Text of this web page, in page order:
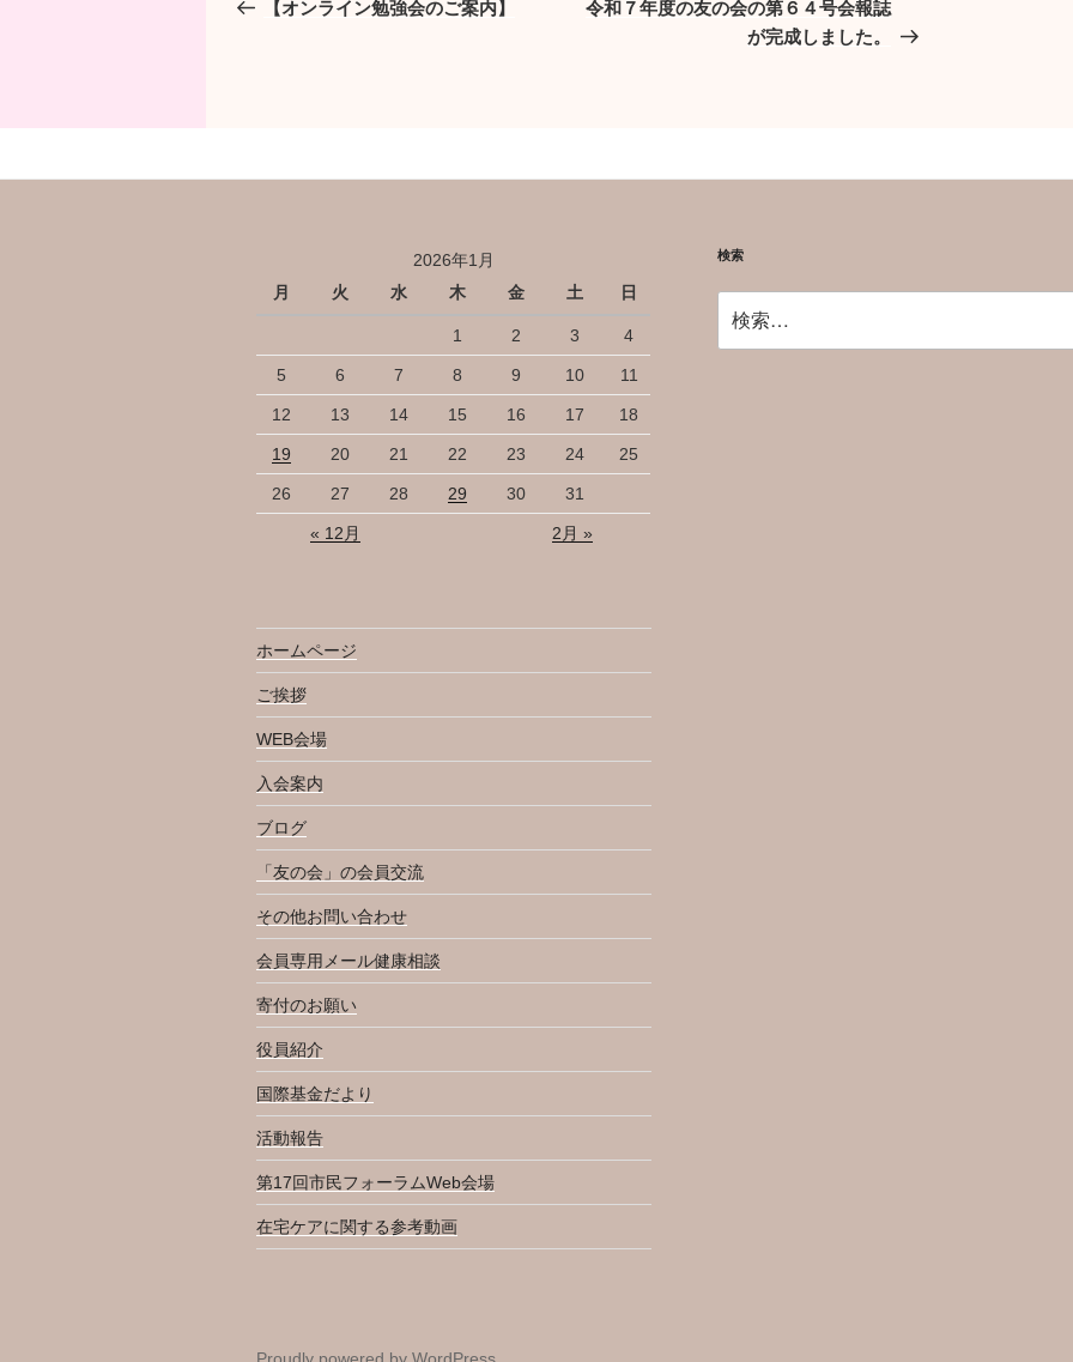
ー
ン
【オンライン勉強会のご案内】
投
令和７年度の友の会の第６４号会報誌
が完成しました。
2026年1月
月
火 水 木 金 土 日
1 2 3 4
5 6 7 8 9 10 11
12 13 14 15 16 17 18
19 20 21 22 23 24 25
26 27 28 29 30 31
« 12月 2月 »
ホームページ
ご挨拶
WEB会場
入会案内
ブログ
「友の会」の会員交流
その他お問い合わせ
会員専用メール健康相談
寄付のお願い
役員紹介
国際基金だより
活動報告
第17回市民フォーラムWeb会場
在宅ケアに関する参考動画
検索
索: